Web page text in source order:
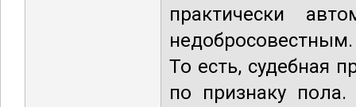
практически
недобросовестным.
То есть, судебная
по признаку